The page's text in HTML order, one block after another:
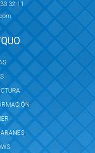
32 11